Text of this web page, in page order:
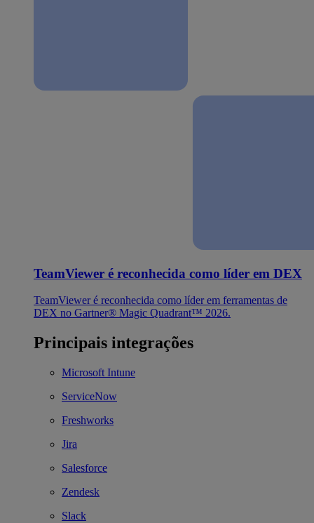
TeamViewer é reconhecida como líder em DEX
TeamViewer é reconhecida como líder em ferramentas de
DEX no Gartner® Magic Quadrant™ 2026.
Principais integrações
Microsoft Intune
ServiceNow
Freshworks
Jira
Salesforce
Zendesk
Slack